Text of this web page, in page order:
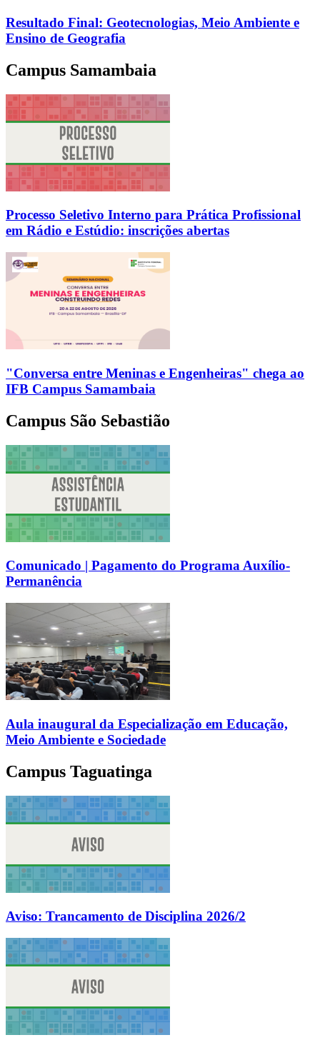
Resultado Final: Geotecnologias, Meio Ambiente e
Ensino de Geografia
Campus Samambaia
Processo Seletivo Interno para Prática Profissional
em Rádio e Estúdio: inscrições abertas
"Conversa entre Meninas e Engenheiras" chega ao
IFB Campus Samambaia
Campus São Sebastião
Comunicado | Pagamento do Programa Auxílio-
Permanência
Aula inaugural da Especialização em Educação,
Meio Ambiente e Sociedade
Campus Taguatinga
Aviso: Trancamento de Disciplina 2026/2